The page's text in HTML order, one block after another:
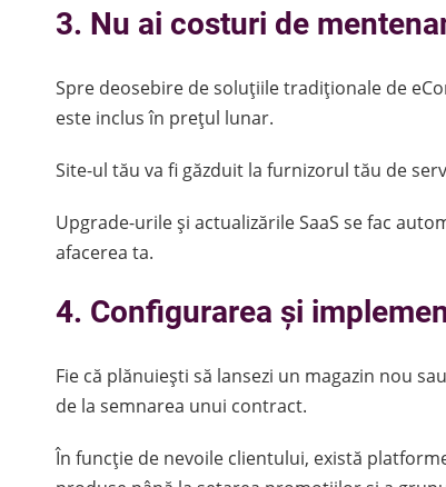
3. Nu ai costuri de
Spre deosebire de soluțiile tradiționale de
este inclus în prețul lunar.
Site-ul tău va fi găzduit la furnizorul tău de
Upgrade-urile și actualizările SaaS se fac
afacerea ta.
4. Configurarea și
Fie că plănuiești să lansezi un magazin nou
de la semnarea unui contract.
În funcție de nevoile clientului, există